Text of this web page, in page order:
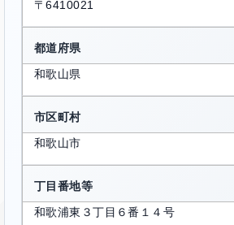
〒6410021
都道府県
和歌山県
市区町村
和歌山市
丁目番地等
和歌浦東３丁目６番１４号